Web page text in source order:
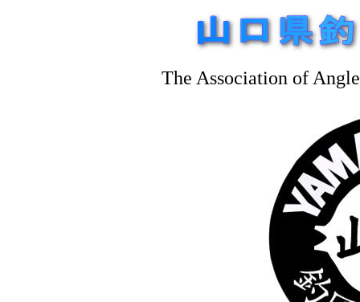
The Association of